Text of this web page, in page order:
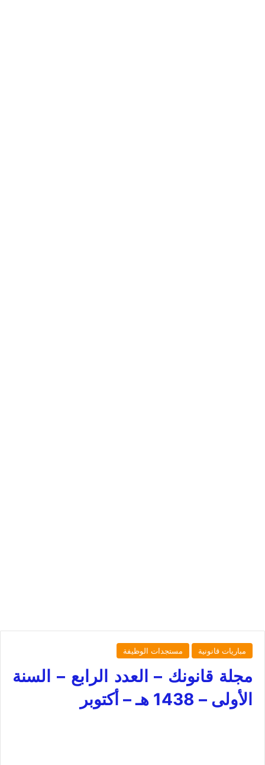
مباريات قانونية مستجدات الوظيفة
مجلة قانونك – العدد الرابع – السنة
الأولى – 1438 هـ – أكتوبر